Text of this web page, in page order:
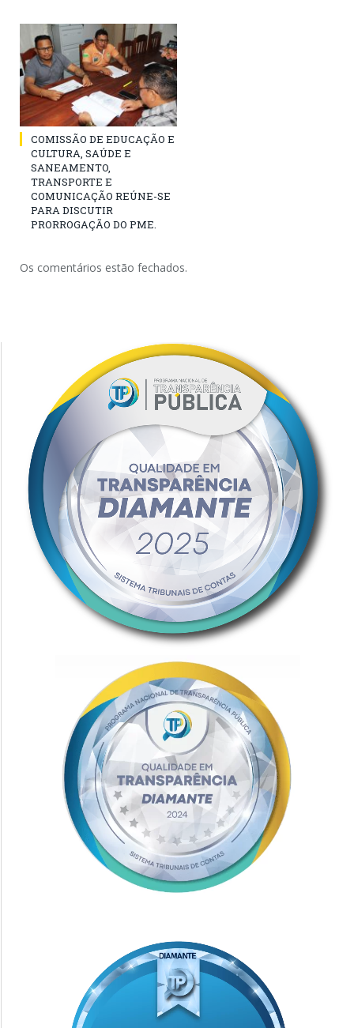
COMISSÃO DE EDUCAÇÃO E
CULTURA, SAÚDE E
SANEAMENTO,
TRANSPORTE E
COMUNICAÇÃO REÚNE-SE
PARA DISCUTIR
PRORROGAÇÃO DO PME.
Os comentários estão fechados.